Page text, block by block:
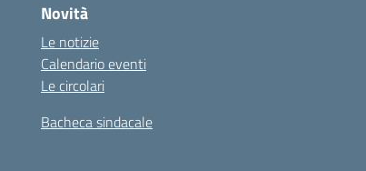
Novità
Le notizie
Calendario eventi
Le circolari
Bacheca sindacale